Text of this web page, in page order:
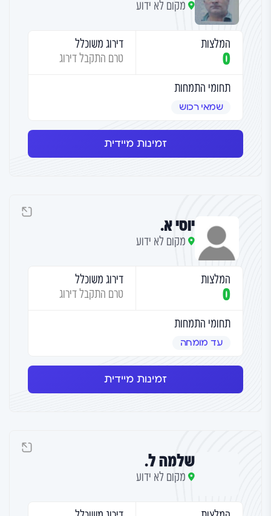
מקום לא ידוע
המלצות
0
דירוג משוכלל
טרם התקבל דירוג
תחומי התמחות
שמאי רכוש
זמינות מיידית
יוסי א.
מקום לא ידוע
המלצות
0
דירוג משוכלל
טרם התקבל דירוג
תחומי התמחות
עד מומחה
זמינות מיידית
שלמה ל.
מקום לא ידוע